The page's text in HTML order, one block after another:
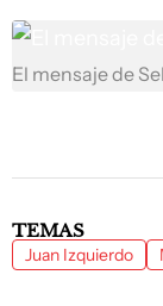
El mensaje de
TEMAS
Juan Izquierdo